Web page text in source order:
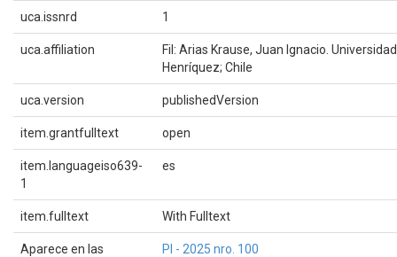
uca.issnrd 1
uca.affiliation
Fil: Arias Krause, Juan Ignacio.
Henríquez; Chile
uca.version publishedVersion
item.grantfulltext open
item.languageiso639-
1
es
item.fulltext With Fulltext
Aparece en las
PI - 2025 nro. 100